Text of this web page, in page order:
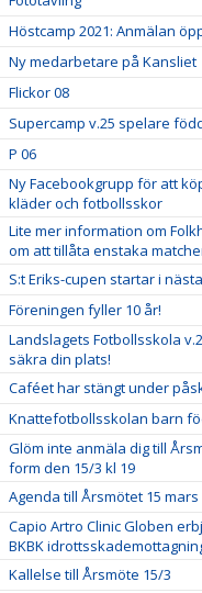
Höstcamp 2021: Anmälan
Ny medarbetare på Kansliet
Flickor 08
Supercamp v.25 spelare
P 06
Ny Facebookgrupp för att
kläder och fotbollsskor
Lite mer information om
om att tillåta enstaka
S:t Eriks-cupen startar i
Föreningen fyller 10 år!
Landslagets Fotbollsskola
säkra din plats!
Caféet har stängt under
Knattefotbollsskolan barn
Glöm inte anmäla dig till
form den 15/3 kl 19
Agenda till Årsmötet 15 mars
Capio Artro Clinic Globen
BKBK
Kallelse till Årsmöte 15/3